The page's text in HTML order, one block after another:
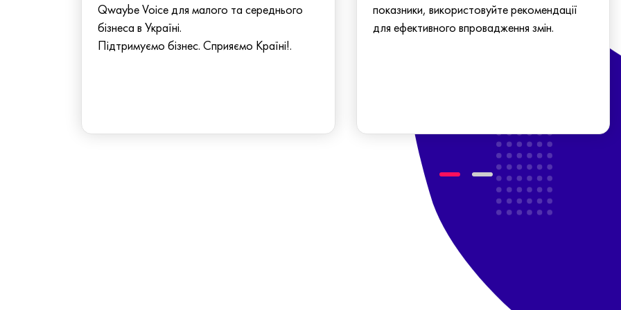
Qwaybe Voice для малого та середнього
бізнеса в Україні.
Підтримуємо бізнес. Сприяємо Країні!.
показники, використовуйте рекомендації
для ефективного впровадження змін.